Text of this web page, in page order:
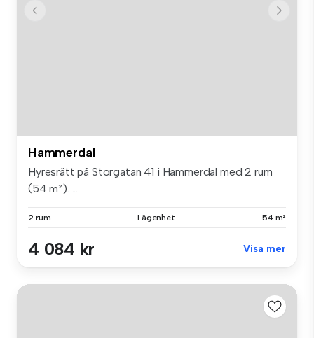
Hammerdal
Hyresrätt på Storgatan 41 i Hammerdal med 2 rum
(54 m²). ...
2 rum Lägenhet 54 m²
4 084 kr Visa mer